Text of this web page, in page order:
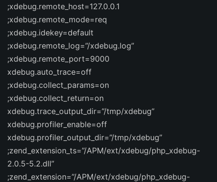
;xdebug.remote_host=127.0.0.1
;xdebug.remote_mode=req
;xdebug.idekey=default
;xdebug.remote_log=”/xdebug.log”
;xdebug.remote_port=9000
xdebug.auto_trace=off
;xdebug.collect_params=on
;xdebug.collect_return=on
xdebug.trace_output_dir=”/tmp/xdebug”
xdebug.profiler_enable=off
xdebug.profiler_output_dir=”/tmp/xdebug”
;zend_extension_ts=”/APM/ext/xdebug/php_xdebug-
2.0.5-5.2.dll”
;zend_extension=”/APM/ext/xdebug/php_xdebug-